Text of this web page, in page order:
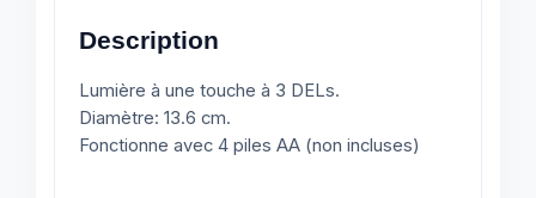
Description
Lumière à une touche à 3 DELs.
Diamètre: 13.6 cm.
Fonctionne avec 4 piles AA (non incluses)